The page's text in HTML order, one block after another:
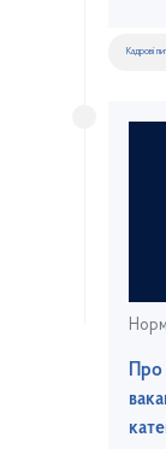
Кадрові